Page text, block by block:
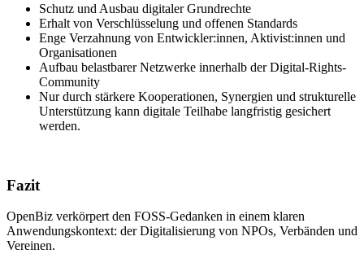
Schutz und Ausbau digitaler Grundrechte
Erhalt von Verschlüsselung und offenen Standards
Enge Verzahnung von Entwickler:innen, Aktivist:innen und
Organisationen
Aufbau belastbarer Netzwerke innerhalb der Digital-Rights-
Community
Nur durch stärkere Kooperationen, Synergien und strukturelle
Unterstützung kann digitale Teilhabe langfristig gesichert
werden.
Fazit
OpenBiz verkörpert den FOSS-Gedanken in einem klaren
Anwendungskontext: der Digitalisierung von NPOs, Verbänden und
Vereinen.